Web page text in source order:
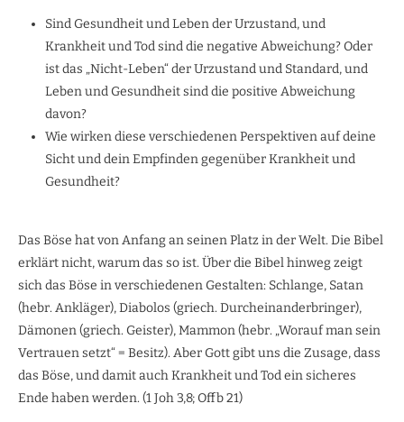
Sind Gesundheit und Leben der Urzustand, und
Krankheit und Tod sind die negative Abweichung? Oder
ist das „Nicht-Leben“ der Urzustand und Standard, und
Leben und Gesundheit sind die positive Abweichung
davon?
Wie wirken diese verschiedenen Perspektiven auf deine
Sicht und dein Empfinden gegenüber Krankheit und
Gesundheit?
Das Böse hat von Anfang an seinen Platz in der Welt. Die Bibel
erklärt nicht, warum das so ist. Über die Bibel hinweg zeigt
sich das Böse in verschiedenen Gestalten: Schlange, Satan
(hebr. Ankläger), Diabolos (griech. Durcheinanderbringer),
Dämonen (griech. Geister), Mammon (hebr. „Worauf man sein
Vertrauen setzt“ = Besitz). Aber Gott gibt uns die Zusage, dass
das Böse, und damit auch Krankheit und Tod ein sicheres
Ende haben werden. (1 Joh 3,8; Offb 21)